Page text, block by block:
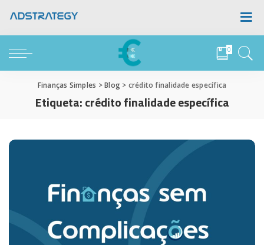
0
Finanças Simples >Blog> crédito finalidade específica
Etiqueta:crédito finalidade específica